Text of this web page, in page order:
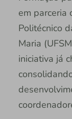
em parceria
Politécnico
Maria
iniciativa já